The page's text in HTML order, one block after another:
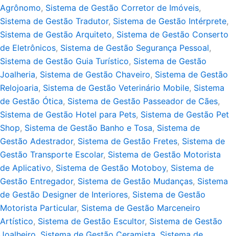
Agrônomo, Sistema de Gestão Corretor de Imóveis,
Sistema de Gestão Tradutor, Sistema de Gestão Intérprete,
Sistema de Gestão Arquiteto, Sistema de Gestão Conserto
de Eletrônicos, Sistema de Gestão Segurança Pessoal,
Sistema de Gestão Guia Turístico, Sistema de Gestão
Joalheria, Sistema de Gestão Chaveiro, Sistema de Gestão
Relojoaria, Sistema de Gestão Veterinário Mobile, Sistema
de Gestão Ótica, Sistema de Gestão Passeador de Cães,
Sistema de Gestão Hotel para Pets, Sistema de Gestão Pet
Shop, Sistema de Gestão Banho e Tosa, Sistema de
Gestão Adestrador, Sistema de Gestão Fretes, Sistema de
Gestão Transporte Escolar, Sistema de Gestão Motorista
de Aplicativo, Sistema de Gestão Motoboy, Sistema de
Gestão Entregador, Sistema de Gestão Mudanças, Sistema
de Gestão Designer de Interiores, Sistema de Gestão
Motorista Particular, Sistema de Gestão Marceneiro
Artístico, Sistema de Gestão Escultor, Sistema de Gestão